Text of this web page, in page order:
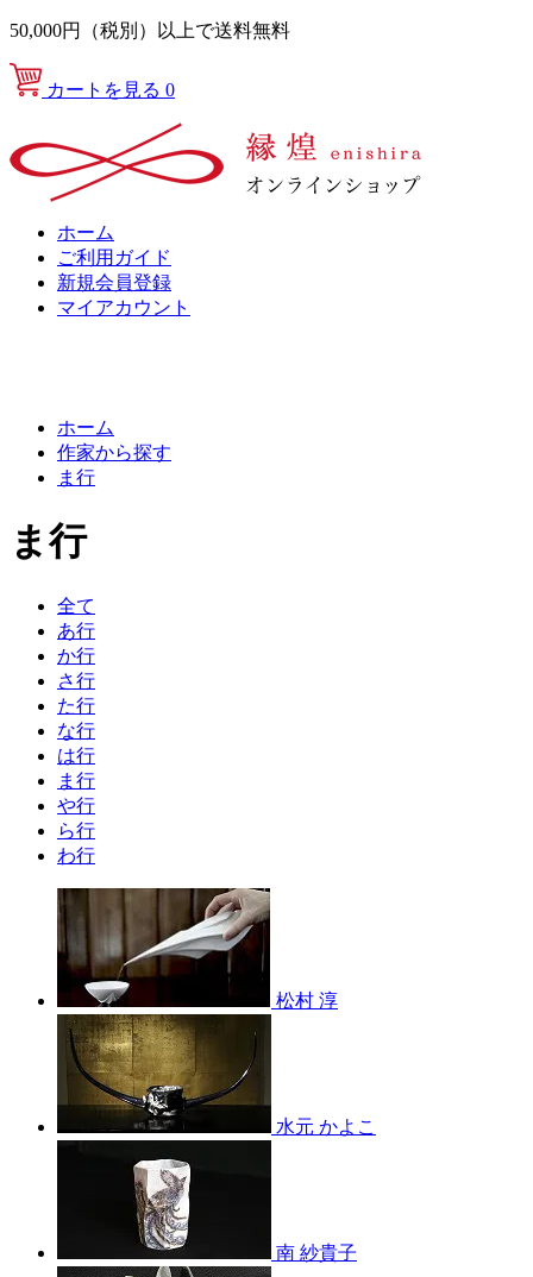
50,000円（税別）以上で送料無料
カートを見る 0
ホーム
ご利用ガイド
新規会員登録
マイアカウント
ホーム
作家から探す
ま行
ま行
全て
あ行
か行
さ行
た行
な行
は行
ま行
や行
ら行
わ行
松村 淳
水元 かよこ
南 紗貴子